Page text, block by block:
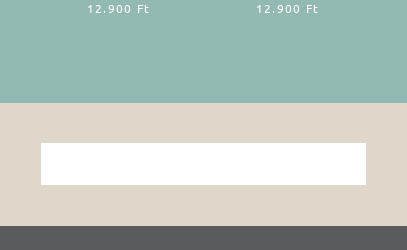
12.900 Ft
12.900 Ft